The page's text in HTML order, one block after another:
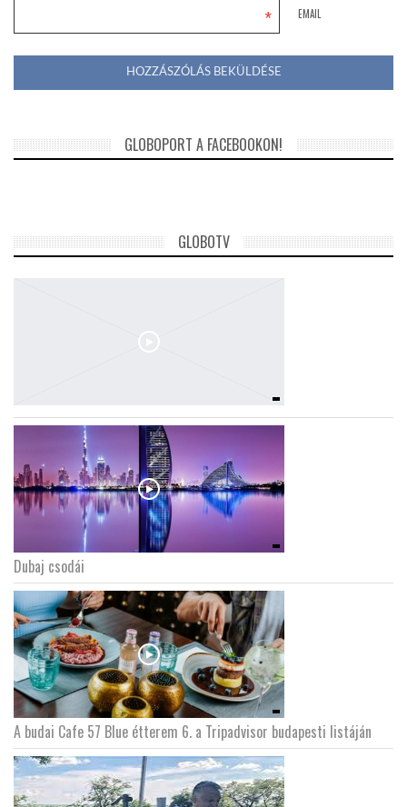
EMAIL
*
GLOBOPORT A FACEBOOKON!
GLOBOTV
Dubaj csodái
A budai Cafe 57 Blue étterem 6. a Tripadvisor budapesti listáján